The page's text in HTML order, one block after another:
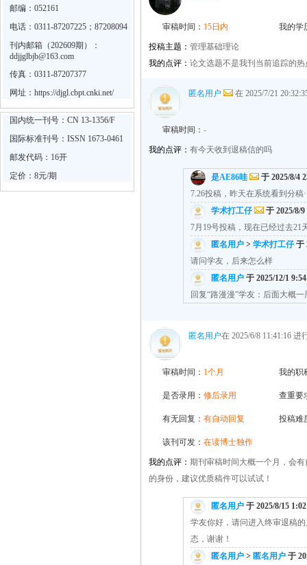
邮编：052161
电话：0311-87207225；87208094
刊内邮箱（202609期）：
ddjjglbjb@163.com
传真：0311-87207377
网址： https://djgl.cbpt.cnki.net/
国内统一刊号：CN 13-1356/F
国际标准刊号：ISSN 1673-0461
邮发代码：16开
定价：8元/期
审稿时间： 15日内 我的学
投稿主题： 管理基础理论
我的点评： 论文选题不是我刊当前追踪的
匿名用户 在 2025/7/21
审稿时间： -
我的点评： 有今天收到退稿信的吗
是AE86哇
于 2025/8/4
7.26投稿，昨天在系统看到分稿
学术打工仔
于 2025/8/
7月19号投稿，现在已经过去21
匿名用户 > 学术打工仔 于
请问学友，后来怎么样
匿名用户 于 2025/12/1
回复“路漫漫”学友：后面大概
匿名用户在 2025/6/8 11:41:16 进
审稿时间： 1个月 我的职
是否录用： 修后录用 查重要
有无回复： 有自动回复 投稿难
该刊可发： 在读博士独作
我的点评： 期刊审稿时间大概一个月，会
的身份，建议优质稿件可以试试！
匿名用户 于 2025/8/15
学友你好，请问进入终审退稿
态，谢谢！
匿名用户 > 匿名用户 于